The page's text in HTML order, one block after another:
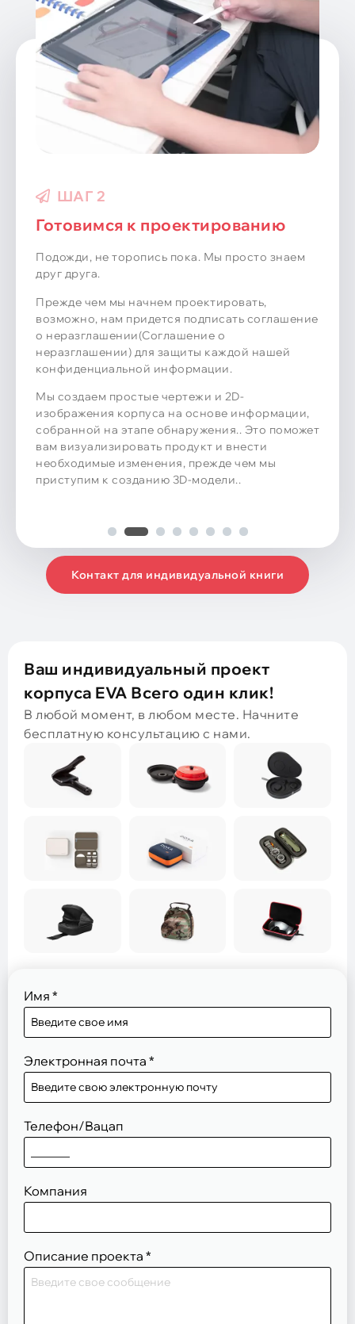
ШАГ 3
Презентация
Теперь я думаю, что это тот этап, когда мы оба в
Наша команда создает детальную 3D модель
корпуса EVA.. Проверив 3D-модель, вы можете
внести окончательные изменения, прежде чем
мы перейдем к этапу оснастки.
Мы предлагаем бесплатные услуги по
проектированию и стремимся предоставить
первоначальный дизайн в течение 2 дни.
Контакт для индивидуальной книги
Имя *
Электронная почта *
Телефон/Вацап
Компания
Описание проекта *
Ваш индивидуальный проект
корпуса EVA Всего один клик!
В любой момент, в любом месте. Начните
бесплатную консультацию с нами.